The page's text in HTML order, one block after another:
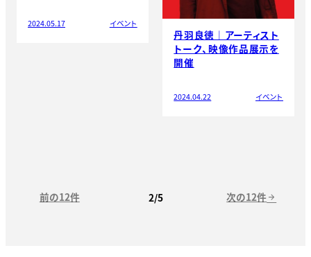
2024.05.17 イベント
丹羽良徳｜アーティスト
トーク、映像作品展示を
開催
2024.04.22 イベント
前の12件 次の12件 arrow_forward
2/5